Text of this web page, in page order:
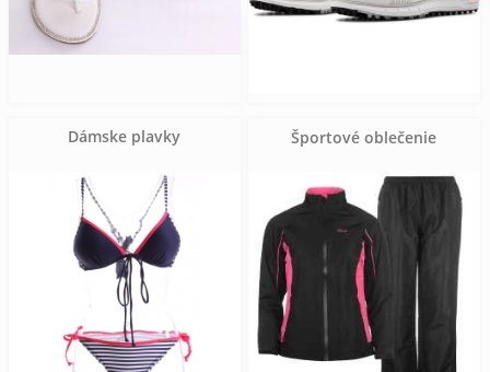
Dámske plavky Športové oblečenie